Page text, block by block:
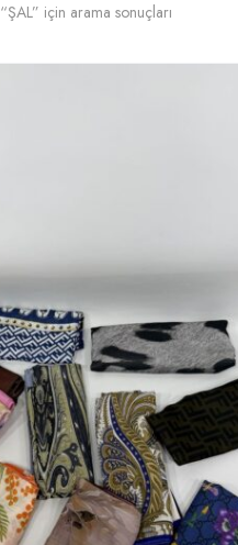
“ŞAL” için arama sonuçları